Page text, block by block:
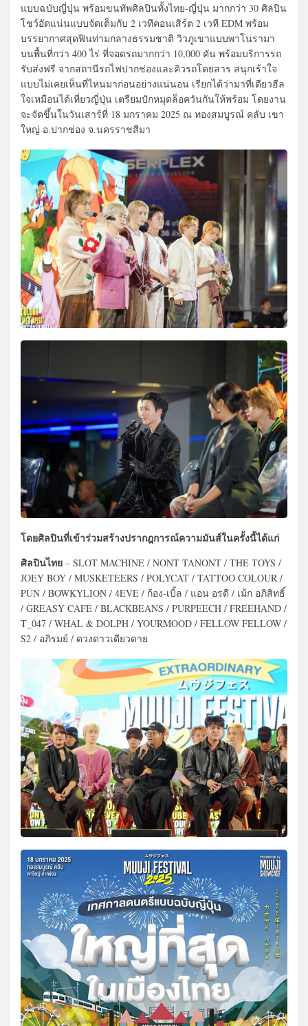
แบบฉบับญี่ปุ่น พร้อมขนทัพศิลปินทั้งไทย-ญี่ปุ่น มากกว่า 30 ศิลปิน
โชว์อัดแน่นแบบจัดเต็มกับ 2 เวทีคอนเสิร์ต 2 เวที EDM พร้อม
บรรยากาศสุดฟินท่ามกลางธรรมชาติ วิวภูเขาแบบพาโนรามา
บนพื้นที่กว่า 400 ไร่ ที่จอดรถมากกว่า 10,000 คัน พร้อมบริการรถ
รับส่งฟรี จากสถานีรถไฟปากช่องและคิวรถโดยสาร สนุกเร้าใจ
แบบไม่เคยเห็นที่ไหนมาก่อนอย่างแน่นอน เรียกได้ว่ามาที่เดียวฮีล
ใจเหมือนได้เที่ยวญี่ปุ่น เตรียมปักหมุดล็อควันกันให้พร้อม โดยงาน
จะจัดขึ้นในวันเสาร์ที่ 18 มกราคม 2025 ณ ทองสมบูรณ์ คลับ เขา
ใหญ่ อ.ปากช่อง จ.นครราชสีมา
โดยศิลปินที่เข้าร่วมสร้างปรากฎการณ์ความมันส์ในครั้งนี้ได้แก่
ศิลปินไทย – SLOT MACHINE / NONT TANONT / THE TOYS /
JOEY BOY / MUSKETEERS / POLYCAT / TATTOO COLOUR /
PUN / BOWKYLION / 4EVE / ก้อง-เบิ้ล / แอน อรดี / เม้ก อภิสิทธิ์
/ GREASY CAFE / BLACKBEANS / PURPEECH / FREEHAND /
T_047 / WHAL & DOLPH / YOURMOOD / FELLOW FELLOW /
S2 / อภิรมย์ / ดวงดาวเดียวดาย